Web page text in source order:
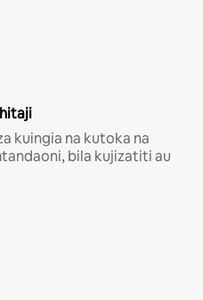
kuingia na kutoka na
bila kujizatiti au